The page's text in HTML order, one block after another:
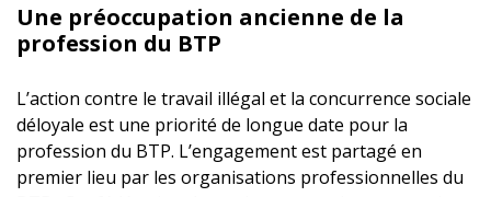
Une préoccupation ancienne de la
profession du BTP
L’action contre le travail illégal et la concurrence sociale
déloyale est une priorité de longue date pour la
profession du BTP. L’engagement est partagé en
premier lieu par les organisations professionnelles du